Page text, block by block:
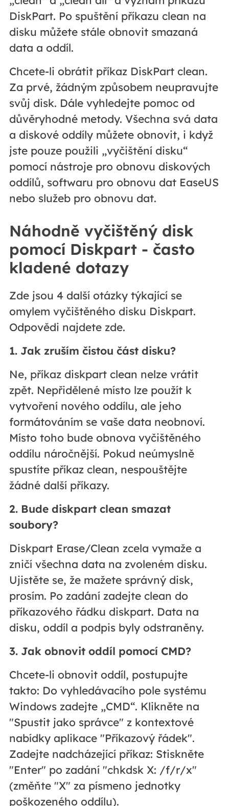
DiskPart. Po spuštění příkazu clean na
disku můžete stále obnovit smazaná
data a oddíl.
Chcete-li obrátit příkaz DiskPart clean.
Za prvé, žádným způsobem neupravujte
svůj disk. Dále vyhledejte pomoc od
důvěryhodné metody. Všechna svá data
a diskové oddíly můžete obnovit, i když
jste pouze použili „vyčištění disku“
pomocí nástroje pro obnovu diskových
oddílů, softwaru pro obnovu dat EaseUS
nebo služeb pro obnovu dat.
Náhodně vyčištěný disk
pomocí Diskpart - často
kladené dotazy
Zde jsou 4 další otázky týkající se
omylem vyčištěného disku Diskpart.
Odpovědi najdete zde.
1. Jak zruším čistou část disku?
Ne, příkaz diskpart clean nelze vrátit
zpět. Nepřidělené místo lze použít k
vytvoření nového oddílu, ale jeho
formátováním se vaše data neobnoví.
Místo toho bude obnova vyčištěného
oddílu náročnější. Pokud neúmyslně
spustíte příkaz clean, nespouštějte
žádné další příkazy.
2. Bude diskpart clean smazat
soubory?
Diskpart Erase/Clean zcela vymaže a
zničí všechna data na zvoleném disku.
Ujistěte se, že mažete správný disk,
prosím. Po zadání zadejte clean do
příkazového řádku diskpart. Data na
disku, oddíl a podpis byly odstraněny.
3. Jak obnovit oddíl pomocí CMD?
Chcete-li obnovit oddíl, postupujte
takto: Do vyhledávacího pole systému
Windows zadejte „CMD“. Klikněte na
"Spustit jako správce" z kontextové
nabídky aplikace "Příkazový řádek".
Zadejte nadcházející příkaz: Stiskněte
"Enter" po zadání "chkdsk X: /f/r/x"
(změňte "X" za písmeno jednotky
poškozeného oddílu).